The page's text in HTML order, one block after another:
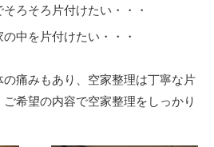
ろそろ片付けたい・・・
中を片付けたい・・・
痛みもあり、空家整理は丁寧な片
希望の内容で空家整理をしっかり